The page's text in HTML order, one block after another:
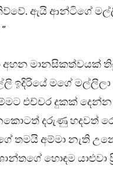
ඇයි ආන්ටිගේ
අහන මානසිකත්වයක්
ඉදිරියේ මගේ
එච්චර දුකක් දෙන්න
දරුණු හදවත්
තමයි අම්මා නැති
හොඳම යාළුවා